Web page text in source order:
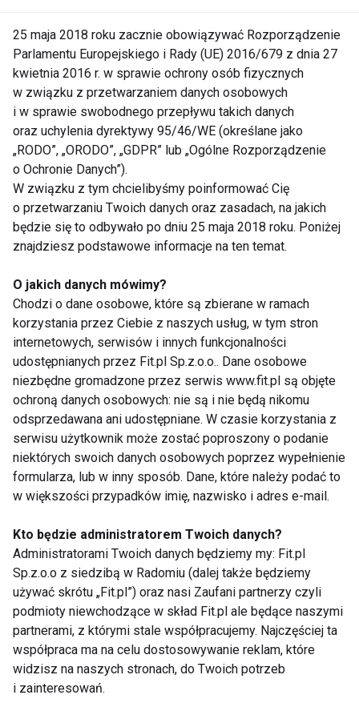
psychiczne.
Znaczenie snu
Sen odgrywa kluczową rolę w regeneracji
organizmu. Jego odpowiednia ilość i jakość
wpływają na:
Funkcje poznawcze: Dobry sen
poprawia pamięć, koncentrację i
zdolność uczenia się.
prowadzić do wahań nastroju i
zwiększonej drażliwości.
Odporność organizmu: Podczas snu
układ immunologiczny regeneruje się,
co zwiększa odporność na infekcje.
Jak wprowadzić te elementy do
codziennego życia?
Codzienna praktyka relaksacyjna:
medytację lub ćwiczenia oddechowe.
Regularne masaże: Jeśli to możliwe,
planuj sesje masażu raz w miesiącu lub
korzystaj z technik automasażu w domu.
Higiena snu
: Ustal regularne godziny snu,
unikaj ekranów przed snem i stwórz
komfortowe warunki w sypialni.
Integracja tych praktyk w codziennym życiu może
25 maja 2018 roku zacznie obowiązywać Rozporządzenie
Parlamentu Europejskiego i Rady (UE) 2016/679 z dnia 27
kwietnia 2016 r. w sprawie ochrony osób fizycznych
w związku z przetwarzaniem danych osobowych
i w sprawie swobodnego przepływu takich danych
oraz uchylenia dyrektywy 95/46/WE (określane jako
„RODO”, „ORODO”, „GDPR” lub „Ogólne Rozporządzenie
o Ochronie Danych”).
W związku z tym chcielibyśmy poinformować Cię
o przetwarzaniu Twoich danych oraz zasadach, na jakich
będzie się to odbywało po dniu 25 maja 2018 roku. Poniżej
znajdziesz podstawowe informacje na ten temat.
O jakich danych mówimy?
Chodzi o dane osobowe, które są zbierane w ramach
korzystania przez Ciebie z naszych usług, w tym stron
internetowych, serwisów i innych funkcjonalności
udostępnianych przez Fit.pl Sp.z.o.o.. Dane osobowe
niezbędne gromadzone przez serwis www.fit.pl są objęte
ochroną danych osobowych: nie są i nie będą nikomu
odsprzedawana ani udostępniane. W czasie korzystania z
serwisu użytkownik może zostać poproszony o podanie
niektórych swoich danych osobowych poprzez wypełnienie
formularza, lub w inny sposób. Dane, które należy podać to
w większości przypadków imię, nazwisko i adres e-mail.
Kto będzie administratorem Twoich danych?
Administratorami Twoich danych będziemy my: Fit.pl
Sp.z.o.o z siedzibą w Radomiu (dalej także będziemy
używać skrótu „Fit.pl”) oraz nasi Zaufani partnerzy czyli
podmioty niewchodzące w skład Fit.pl ale będące naszymi
partnerami, z którymi stale współpracujemy. Najczęściej ta
współpraca ma na celu dostosowywanie reklam, które
widzisz na naszych stronach, do Twoich potrzeb
i zainteresowań.